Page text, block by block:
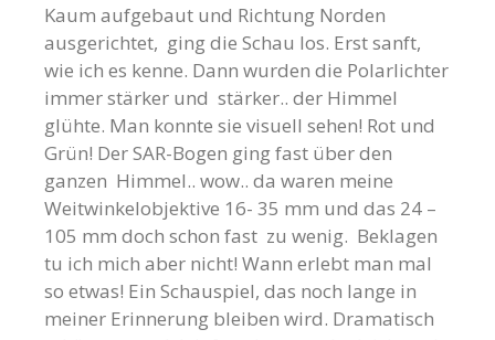
Kaum aufgebaut und Richtung Norden
ausgerichtet, ging die Schau los. Erst sanft,
wie ich es kenne. Dann wurden die Polarlichter
immer stärker und stärker.. der Himmel
glühte. Man konnte sie visuell sehen! Rot und
Grün! Der SAR-Bogen ging fast über den
ganzen Himmel.. wow.. da waren meine
Weitwinkelobjektive 16- 35 mm und das 24 –
105 mm doch schon fast zu wenig. Beklagen
tu ich mich aber nicht! Wann erlebt man mal
so etwas! Ein Schauspiel, das noch lange in
meiner Erinnerung bleiben wird. Dramatisch